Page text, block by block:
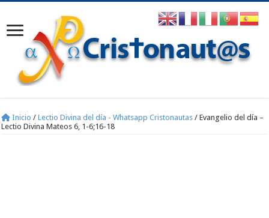
Inicio / Lectio Divina del día - Whatsapp Cristonautas / Evangelio del día –
Lectio Divina Mateos 6, 1-6;16-18